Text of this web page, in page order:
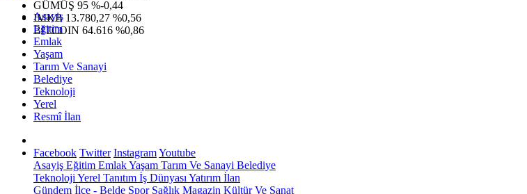
GÜMÜŞ 95 %-0,44
IMKB 13.780,27 %0,56
BITCOIN 64.616 %0,86
Asayiş
Eğitim
Emlak
Yaşam
Tarım Ve Sanayi
Belediye
Teknoloji
Yerel
Resmî İlan
Facebook Twitter InstagramYoutube
Asayiş Eğitim EmlakYaşam Tarım Ve Sanayi Belediye
Teknoloji Yerel Tanıtım İş Dünyası Yatırım İlan
Gündem İlçe - Belde SporSağlık Magazin Kültür Ve Sanat